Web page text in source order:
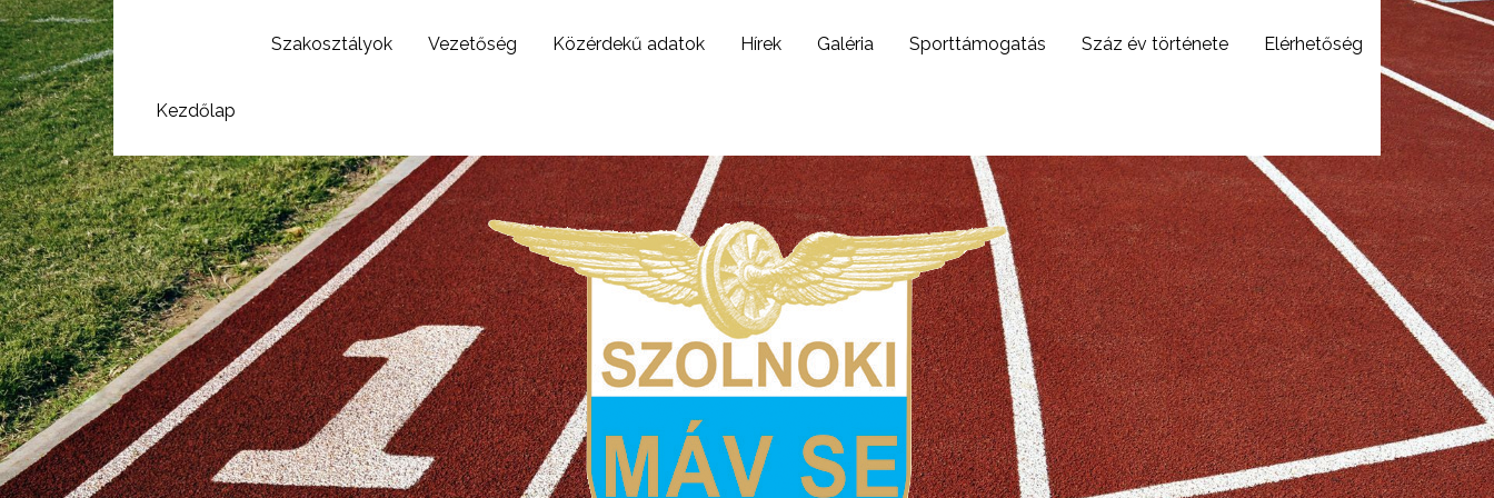
Elérhetőség
Száz év története
Sporttámogatás
Galéria
Hírek
Közérdekű adatok
Vezetőség
Szakosztályok
Kezdőlap